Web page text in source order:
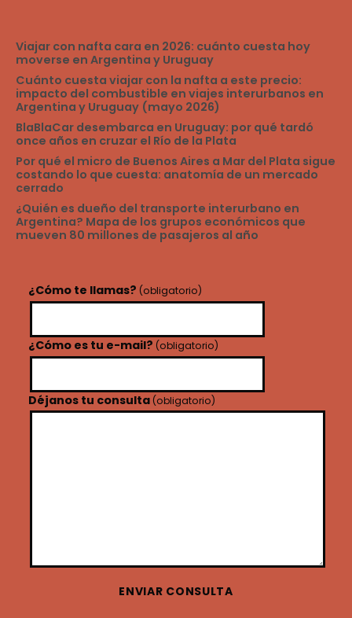
Viajar con nafta cara en 2026: cuánto cuesta hoy
moverse en Argentina y Uruguay
Cuánto cuesta viajar con la nafta a este precio:
impacto del combustible en viajes interurbanos en
Argentina y Uruguay (mayo 2026)
BlaBlaCar desembarca en Uruguay: por qué tardó
once años en cruzar el Río de la Plata
Por qué el micro de Buenos Aires a Mar del Plata sigue
costando lo que cuesta: anatomía de un mercado
cerrado
¿Quién es dueño del transporte interurbano en
Argentina? Mapa de los grupos económicos que
mueven 80 millones de pasajeros al año
¿Cómo te llamas? (obligatorio)
¿Cómo es tu e-mail? (obligatorio)
Déjanos tu consulta (obligatorio)
ENVIAR CONSULTA